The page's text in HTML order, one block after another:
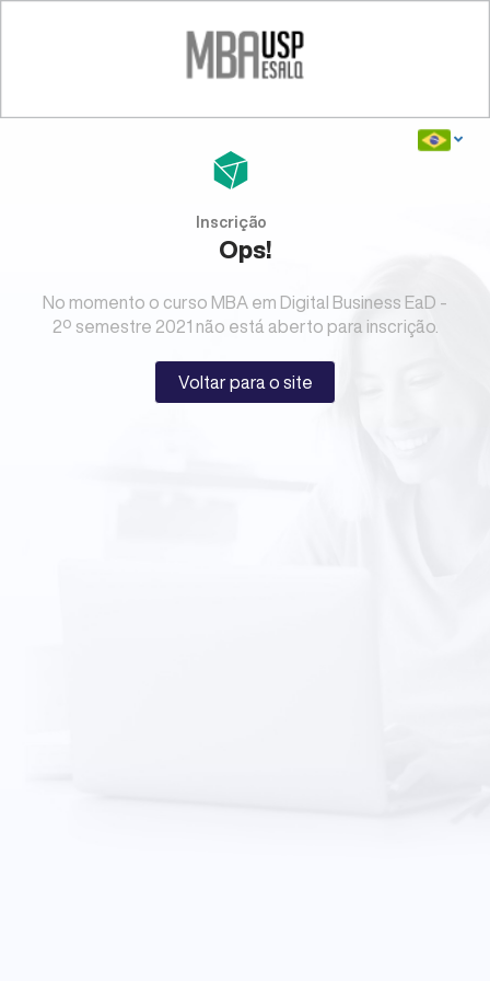
Inscrição
Ops!
No momento o curso MBA em Digital Business EaD -
2º semestre 2021 não está aberto para inscrição.
Voltar para o site